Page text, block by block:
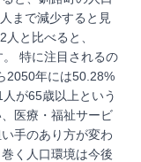
まで減少すると見
と比べると、
特に注目されるの
2050年には50.28%
が65歳以上という
医療・福祉サービ
手のあり方が変わ
く人口環境は今後